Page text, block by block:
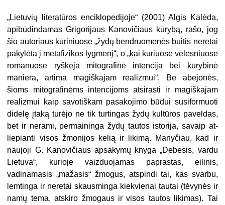
„Lietuvių literatūros enciklopedijoje“ (2001) Algis Kalėda,
apibūdindamas Gri­gorijaus Kanovičiaus kūrybą, rašo, jog
šio autoriaus kūriniuose „žydų bend­ruomenės buitis neretai
pakylėta į me­tafizikos lygmenį“, o „kai kuriuose vė­lesniuose
romanuose ryškėja mitografinė intencija bei kūrybinė
maniera, arti­ma magiškajam realizmui“. Be abejonės,
šioms mitografinėms intencijoms atsi­rasti ir magiškajam
realizmui kaip sa­votiškam pasakojimo būdui susiformuoti
didelę įtaką turėjo ne tik turtingas žydų kultūros paveldas,
bet ir nerami, per­maininga žydų tautos istorija, savaip at­
liepianti visos žmonijos kelią ir likimą. Manyčiau, kad ir
naujoji G. Kanovi­čiaus apsakymų knyga „Debesis, vardu
Lietuva“, kurioje vaizduojamas papras­tas, eilinis,
vadinamasis „mažasis“ žmo­gus, atspindi tai, kas svarbu,
lemtinga ir neretai skausminga kiekvienai tautai (tėvynės ir
namų tema, atskiro žmogaus ir visos tautos likimas). Tai